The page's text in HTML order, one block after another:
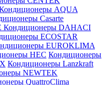
AQUA
Casarte
Кондиционеры DAHACI
ECOSTAR
EUROKLIMA
HEC Кондиционеры
Кондиционеры Lanzkraft
NEWTEK
QuattroClima